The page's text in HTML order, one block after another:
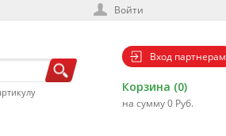
Войти
Вход партнерам
Корзина (0)
на сумму 0 Руб.